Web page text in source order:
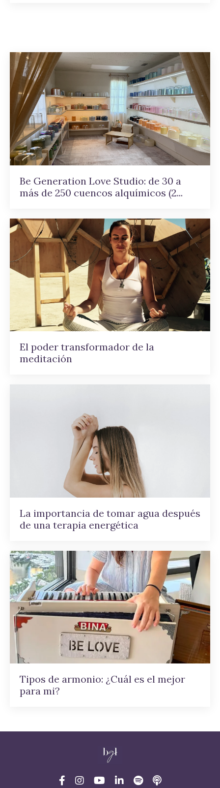
Be Generation Love Studio: de 30 a
más de 250 cuencos alquímicos (2...
El poder transformador de la
meditación
La importancia de tomar agua después
de una terapia energética
Tipos de armonio: ¿Cuál es el mejor
para mi?